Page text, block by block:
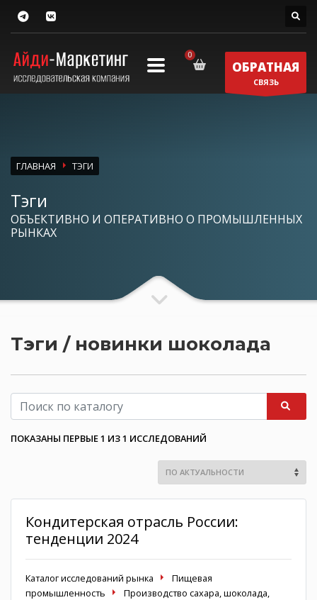
ОБРАТНАЯ
СВЯЗЬ
ГЛАВНАЯ ТЭГИ
Тэги
ОБЪЕКТИВНО И ОПЕРАТИВНО О ПРОМЫШЛЕННЫХ
РЫНКАХ
Тэги / новинки шоколада
ПОКАЗАНЫ ПЕРВЫЕ 1 ИЗ 1 ИССЛЕДОВАНИЙ
Кондитерская отрасль России:
тенденции 2024
Каталог исследований рынка
Пищевая
промышленность
Производство сахара, шоколада,